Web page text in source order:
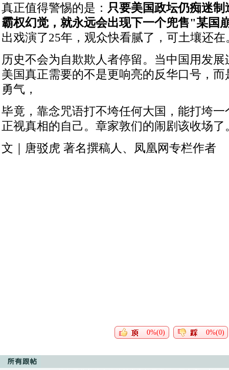
真正值得警惕的是： 只要美国政坛仍痴迷
霸权幻觉，就永远会出现下一个兜售"某国
出戏演了25年，观众快看腻了，可土壤还在
历史不会为自欺欺人者停留。当中国用发
美国真正需要的不是更响亮的反华口号，
勇气，
毕竟，靠念咒语打不垮任何大国，能打垮
正视真相的自己。章家敦们的闹剧该收场了
文｜唐驳虎 著名撰稿人、凤凰网专栏作者
0%(0) 0%(0)